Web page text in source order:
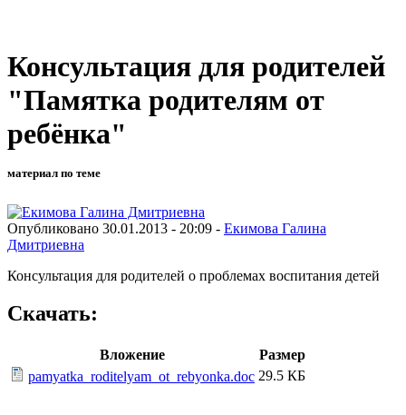
Консультация для родителей
"Памятка родителям от
ребёнка"
материал по теме
Опубликовано 30.01.2013 - 20:09 - Екимова Галина
Дмитриевна
Консультация для родителей о проблемах воспитания детей
Скачать:
Вложение
Размер
pamyatka_roditelyam_ot_rebyonka.doc 29.5 КБ